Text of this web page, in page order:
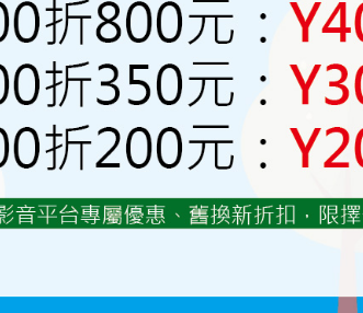
萬向可調噴霧頭+噴架(8轉
6)